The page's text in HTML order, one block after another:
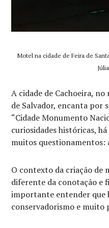
Motel na cidade de Feira de
A cidade de Cachoeira,
de Salvador, encanta por
“Cidade Monumento
curiosidades históricas,
muitos questionamentos:
O contexto da criação
diferente da conotação e
importante entender que
conservadorismo e muito